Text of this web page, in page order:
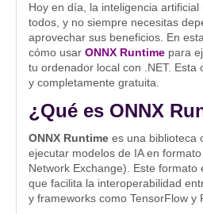
Hoy en día, la inteligencia artificial
todos, y no siempre necesitas
aprovechar sus beneficios. En
cómo usar ONNX Runtime para
tu ordenador local con .NET. Esta
y completamente gratuita.
¿Qué es ONNX
ONNX Runtime es una biblioteca
ejecutar modelos de IA en formato
Network Exchange). Este
que facilita la interoperabilidad
y frameworks como TensorFlow y